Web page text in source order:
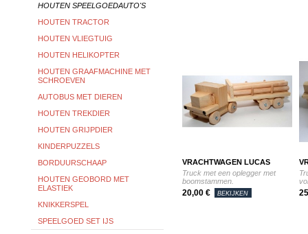
VRACHTWAGEN LUCAS
Truck met een oplegger met
boomstammen.
20,00 € BEKIJKEN
HOUTEN SPEELGOEDAUTO'S
HOUTEN TRACTOR
HOUTEN VLIEGTUIG
HOUTEN HELIKOPTER
HOUTEN GRAAFMACHINE MET
SCHROEVEN
AUTOBUS MET DIEREN
HOUTEN TREKDIER
HOUTEN GRIJPDIER
KINDERPUZZELS
BORDUURSCHAAP
HOUTEN GEOBORD MET
ELASTIEK
KNIKKERSPEL
SPEELGOED SET IJS